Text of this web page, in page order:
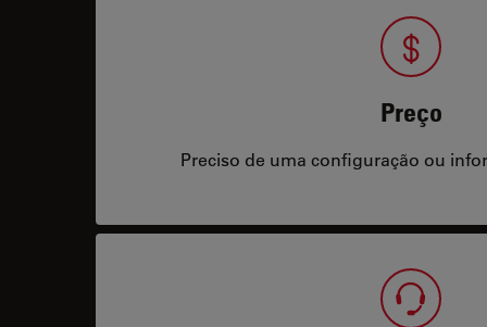
Preço
Preciso de uma configuração ou